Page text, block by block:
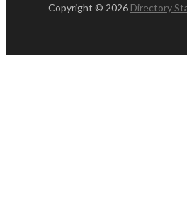
Copyright © 2026 Directory